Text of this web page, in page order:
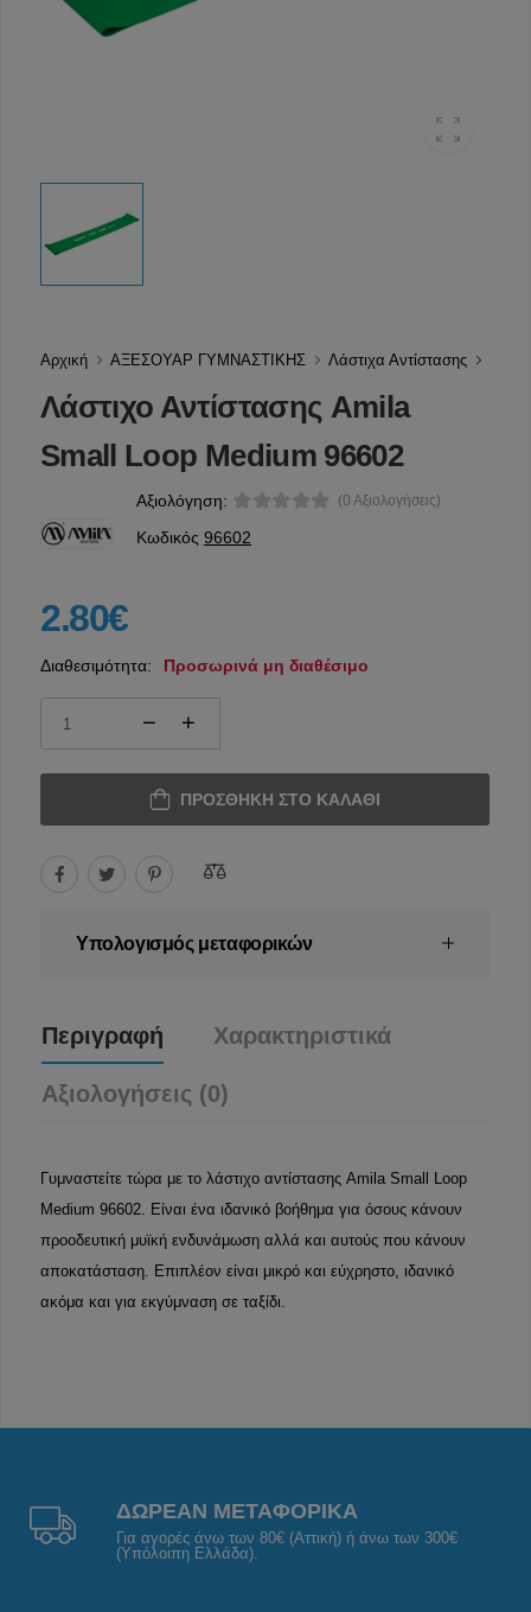
Αρχική ΑΞΕΣΟΥΑΡ ΓΥΜΝΑΣΤΙΚΗΣ Λάστιχα Αντίστασης
Λάστιχο Αντίστασης Amila
Small Loop Medium 96602
Αξιολόγηση: (0 Αξιολογήσεις)
Κωδικός 96602
2.80€
Διαθεσιμότητα: Προσωρινά μη διαθέσιμο
ΠΡΟΣΘΉΚΗ ΣΤΟ ΚΑΛΆΘΙ
Υπολογισμός μεταφορικών
Περιγραφή Χαρακτηριστικά
Αξιολογήσεις (0)
Γυμναστείτε τώρα με το λάστιχο αντίστασης Amila Small Loop
Medium 96602. Είναι ένα ιδανικό βοήθημα για όσους κάνουν
προοδευτική μυϊκή ενδυνάμωση αλλά και αυτούς που κάνουν
αποκατάσταση. Επιπλέον είναι μικρό και εύχρηστο, ιδανικό
ακόμα και για εκγύμναση σε ταξίδι.
ΔΩΡΕΑΝ ΜΕΤΑΦΟΡΙΚΑ
Για αγορές άνω των 80€ (Αττική) ή άνω των 300€
(Υπόλοιπη Ελλάδα).